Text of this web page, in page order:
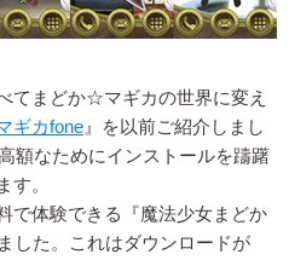
てまどか☆マギカの世界に変え
ギカfone 』を以前ご紹介しまし
額なためにインストールを躊躇
す。
で体験できる『魔法少女まどか
した。これはダウンロードが